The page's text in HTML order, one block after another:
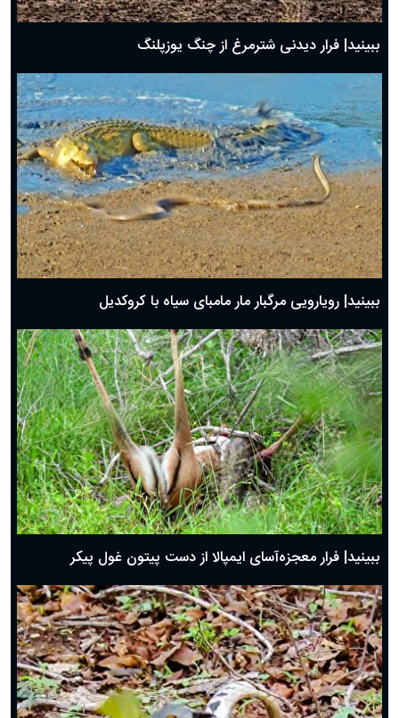
ببینید| فرار دیدنی شترمرغ از چنگ یوزپلنگ
ببینید| رویارویی مرگبار مار مامبای سیاه با کروکدیل
ببینید| فرار معجزه‌آسای ایمپالا از دست پیتون غول پیکر